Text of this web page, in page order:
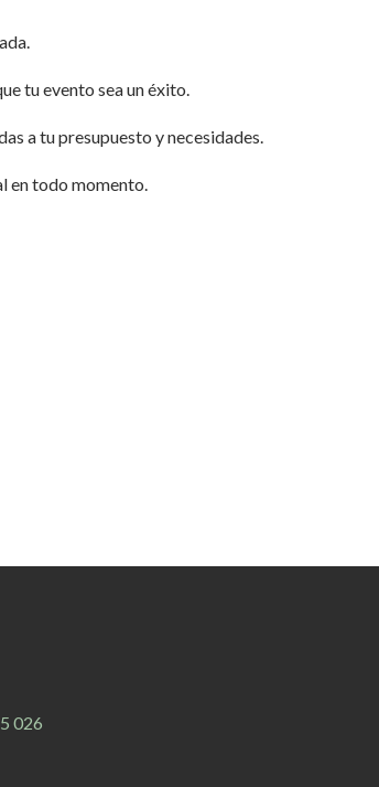
tu evento sea un éxito.
a tu presupuesto y necesidades.
en todo momento.
026